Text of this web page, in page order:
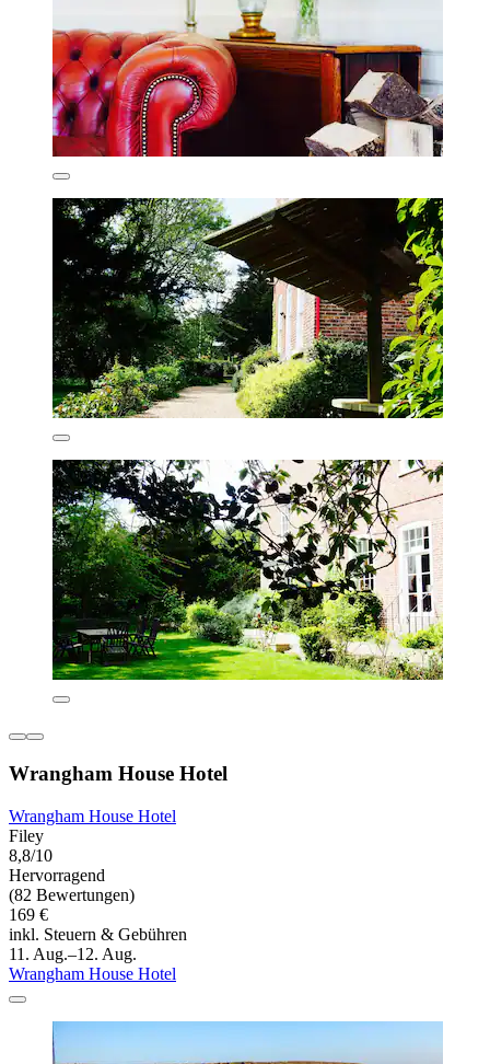
Wrangham House Hotel
Wrangham House Hotel
Filey
8,8/10
Hervorragend
(82 Bewertungen)
169 €
inkl. Steuern & Gebühren
11. Aug.–12. Aug.
Wrangham House Hotel